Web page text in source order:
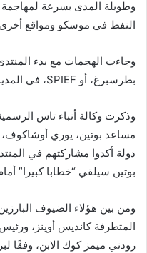
وطويلة المدى بسرعة
النفط في موسكو ومواقع
وجاءت الهجمات مع بدء
بطرسبرغ، أو SPIEF، في المدينة يوم الأربعاء.
وذكرت وكالة أنباء تاس الرسمية
دولة أكدوا مشاركتهم في
بوتين سيلقي “خطابا كبيرا”
ومن بين هؤلاء الضيوف
المتطرفة كانديس أوينز، ورئيس
رودني ميمز كوك الابن، وفقًا